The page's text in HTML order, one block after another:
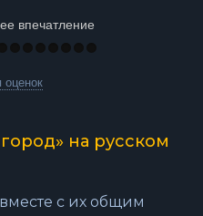
впечатление
оценок
на русском
с их общим